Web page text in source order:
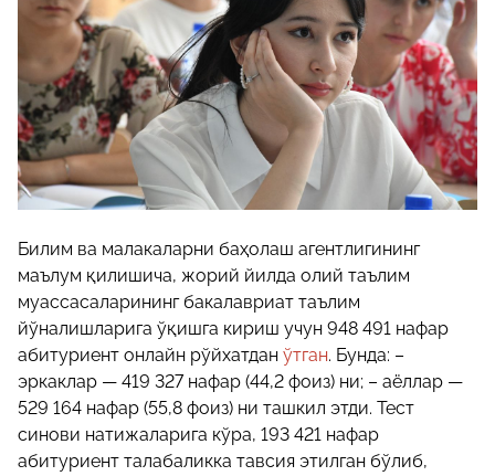
Билим ва малакаларни баҳолаш агентлигининг
маълум қилишича, жорий йилда олий таълим
муассасаларининг бакалавриат таълим
йўналишларига ўқишга кириш учун 948 491 нафар
абитуриент онлайн рўйхатдан ўтган. Бунда: –
эркаклар — 419 327 нафар (44,2 фоиз) ни; – аёллар —
529 164 нафар (55,8 фоиз) ни ташкил этди. Тест
синови натижаларига кўра, 193 421 нафар
абитуриент талабаликка тавсия этилган бўлиб,